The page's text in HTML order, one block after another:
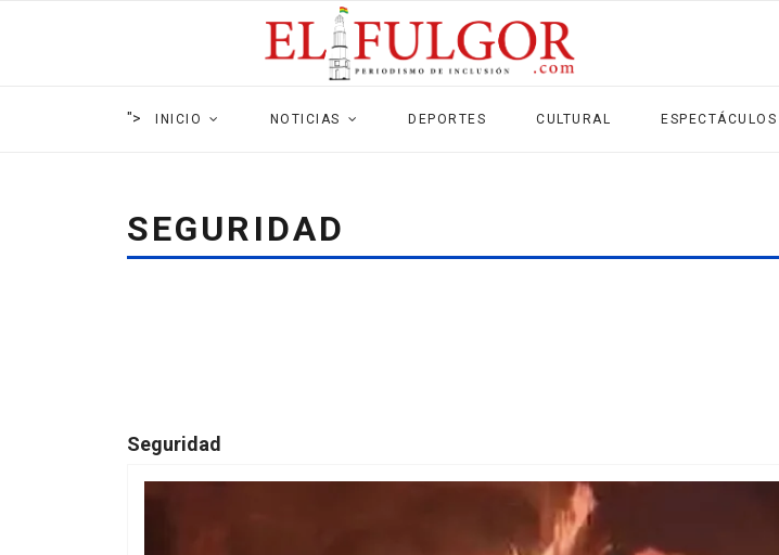
"> INICIO NOTICIAS DEPORTES CULTURAL ESPECTÁCULOS
SEGURIDAD
Seguridad